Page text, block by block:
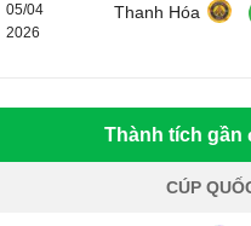
05/04
2026
Thanh Hóa
Thành tích gần
CÚP